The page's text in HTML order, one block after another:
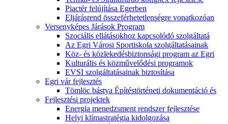
Piactér felújítása Egerben
Eljárásrend összeférhetetlenségre vonatkozóan
Versenyképes Járások Program
Szociális ellátásokhoz kapcsolódó szolgáltatá
Az Egri Városi Sportiskola szolgáltatásainak
Köz- és közlekedésbiztonsági program az Egri
Kulturális és közművelődési programok
EVSI szolgáltatásainak biztosítása
Egri vár fejlesztés
Tömlöc bástya Építéstörténeti dokumentáció és
Fejlesztési projektek
Energia menedzsment rendszer fejlesztése
Helyi klímastratégia kidolgozása